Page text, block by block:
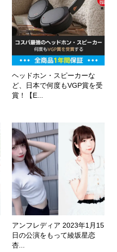
ヘッドホン・スピーカーな
ど、日本で何度もVGP賞を受
賞！【E...
アンフレディア 2023年1月15
日の公演をもって綾坂星恋
杏...